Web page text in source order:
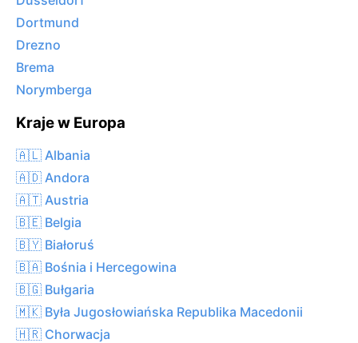
Dortmund
Drezno
Brema
Norymberga
Kraje w Europa
🇦🇱 Albania
🇦🇩 Andora
🇦🇹 Austria
🇧🇪 Belgia
🇧🇾 Białoruś
🇧🇦 Bośnia i Hercegowina
🇧🇬 Bułgaria
🇲🇰 Była Jugosłowiańska Republika Macedonii
🇭🇷 Chorwacja